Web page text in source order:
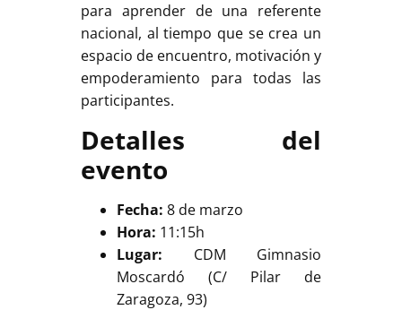
para aprender de una referente
nacional, al tiempo que se crea un
espacio de encuentro, motivación y
empoderamiento para todas las
participantes.
Detalles del
evento
Fecha: 8 de marzo
Hora: 11:15h
Lugar: CDM Gimnasio
Moscardó (C/ Pilar de
Zaragoza, 93)